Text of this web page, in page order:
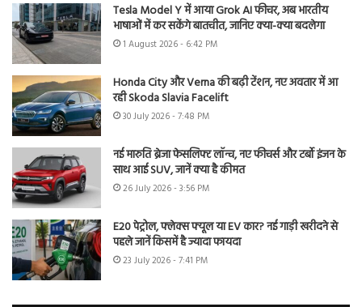
Tesla Model Y में आया Grok AI फीचर, अब भारतीय
भाषाओं में कर सकेंगे बातचीत, जानिए क्या-क्या बदलेगा
1 August 2026 - 6:42 PM
Honda City और Verna की बढ़ी टेंशन, नए अवतार में आ
रही Skoda Slavia Facelift
30 July 2026 - 7:48 PM
नई मारुति ब्रेजा फेसलिफ्ट लॉन्च, नए फीचर्स और टर्बो इंजन के
साथ आई SUV, जानें क्या है कीमत
26 July 2026 - 3:56 PM
E20 पेट्रोल, फ्लेक्स फ्यूल या EV कार? नई गाड़ी खरीदने से
पहले जानें किसमें है ज्यादा फायदा
23 July 2026 - 7:41 PM